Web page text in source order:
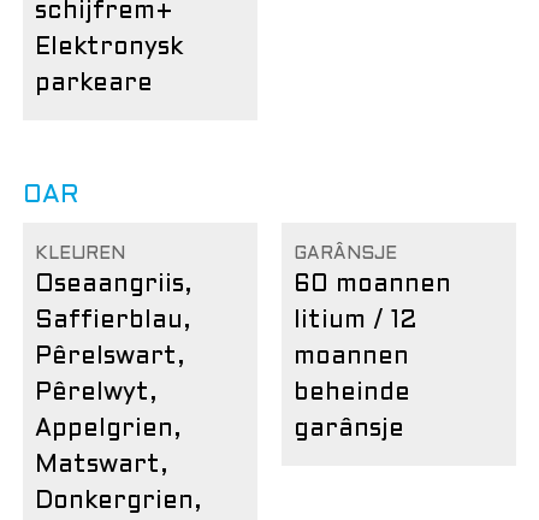
schijfrem +
Elektronysk
parkeare
OAR
KLEUREN
Oseaangriis,
Saffierblau,
Pêrelswart,
Pêrelwyt,
Appelgrien,
Matswart,
Donkergrien,
GARÂNSJE
60 moannen
litium / 12
moannen
beheinde
garânsje